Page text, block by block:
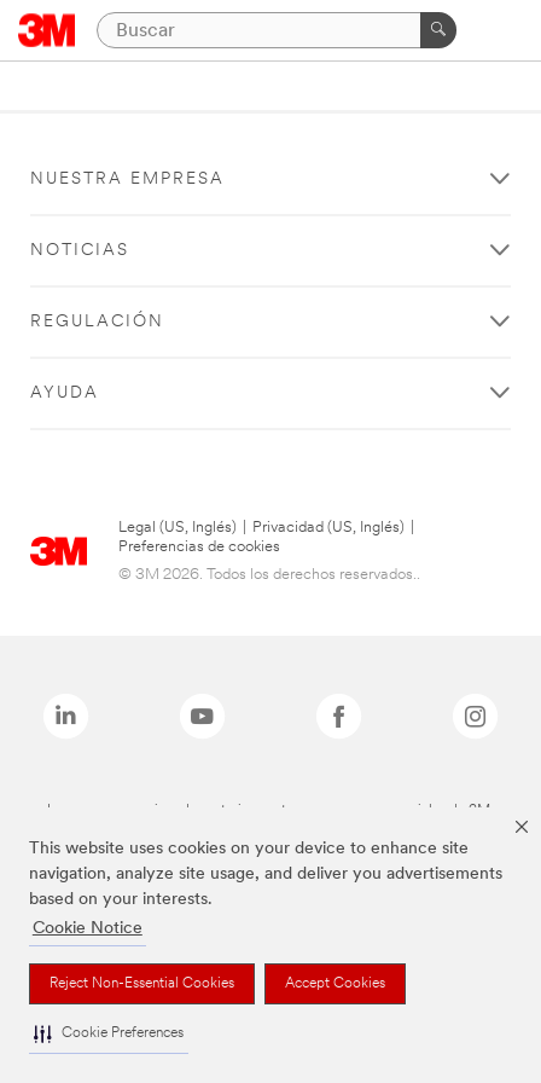
This website uses cookies on your device to enhance site
navigation, analyze site usage, and deliver you advertisements
based on your interests.
Cookie Notice
Reject Non-Essential Cookies Accept Cookies
Cookie Preferences
NUESTRA EMPRESA
NOTICIAS
REGULACIÓN
AYUDA
Legal (US, Inglés) Privacidad (US, Inglés)
Preferencias de cookies
© 3M 2026. Todos los derechos reservados..
Las marcas mencionadas anteriormente son marcas comerciales de 3M.